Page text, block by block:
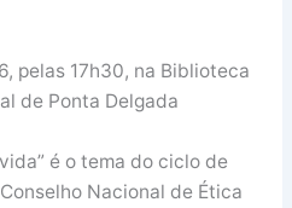
pelas 17h30, na Biblioteca
de Ponta Delgada
é o tema do ciclo de
Nacional de Ética